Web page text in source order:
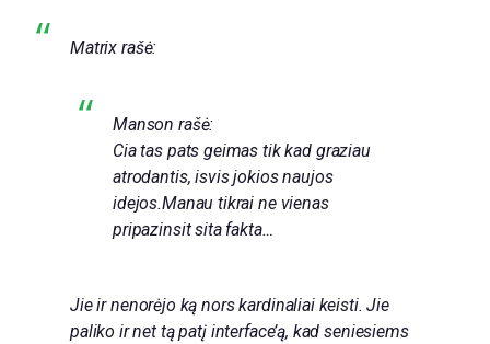
Matrix rašė:
Manson rašė:
Cia tas pats geimas tik kad graziau
atrodantis, isvis jokios naujos
idejos.Manau tikrai ne vienas
pripazinsit sita fakta…
Jie ir nenorėjo ką nors kardinaliai keisti. Jie
paliko ir net tą patį interface’ą, kad seniesiems